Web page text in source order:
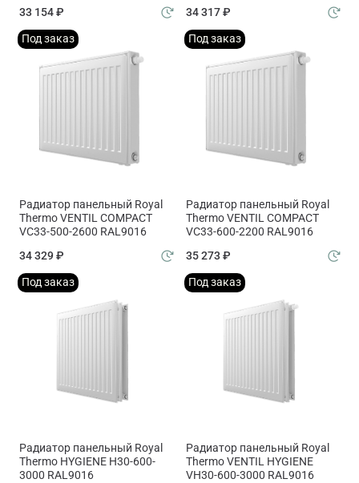
33 154 ₽
34 317 ₽
Под заказ
Радиатор панельный Royal
Thermo VENTIL COMPACT
VC33-500-2600 RAL9016
34 329 ₽
Под заказ
Радиатор панельный Royal
Thermo VENTIL COMPACT
VC33-600-2200 RAL9016
35 273 ₽
Под заказ
Радиатор панельный Royal
Thermo HYGIENE H30-600-
3000 RAL9016
Под заказ
Радиатор панельный Royal
Thermo VENTIL HYGIENE
VH30-600-3000 RAL9016